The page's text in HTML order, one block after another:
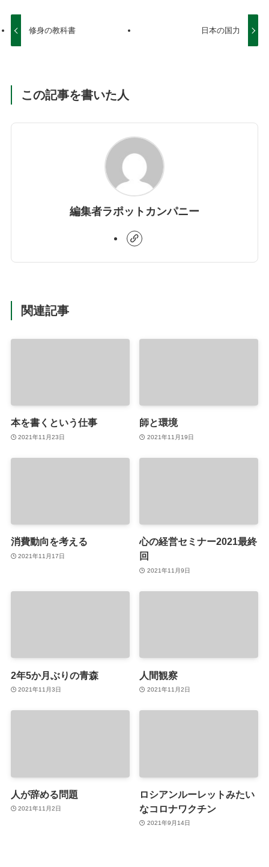
修身の教科書 日本の国力
この記事を書いた人
編集者ラポットカンパニー
関連記事
本を書くという仕事
2021年11月23日
師と環境
2021年11月19日
消費動向を考える
2021年11月17日
心の経営セミナー2021最終
回
2021年11月9日
2年5か月ぶりの青森
2021年11月3日
人間観察
2021年11月2日
人が辞める問題
2021年11月2日
ロシアンルーレットみたい
なコロナワクチン
2021年9月14日